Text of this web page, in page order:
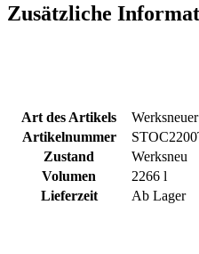
Zusätzliche
Art des Artikels
Artikelnummer
Zustand
Werksneu
Volumen
2266 l
Lieferzeit
Ab Lager